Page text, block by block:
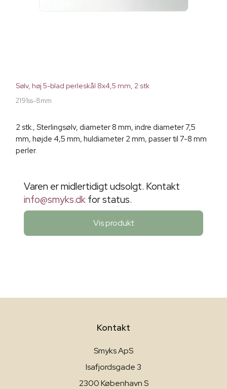
Sølv, høj 5-blad perleskål 8x4,5 mm, 2 stk
2191ss-8mm
2 stk., Sterlingsølv, diameter 8 mm, indre diameter 7,5
mm, højde 4,5 mm, huldiameter 2 mm, passer til 7-8 mm
perler.
Varen er midlertidigt udsolgt. Kontakt
info@smyks.dk for status.
Vis produkt
Kontakt
Smyks ApS
Isafjordsgade 3
2300 København S